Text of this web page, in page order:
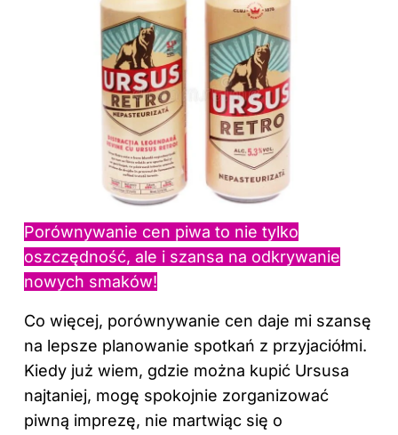
Porównywanie cen piwa to nie tylko
oszczędność, ale i szansa na odkrywanie
nowych smaków!
Co więcej, porównywanie cen daje mi szansę
na lepsze planowanie spotkań z przyjaciółmi.
Kiedy już wiem, gdzie można kupić Ursusa
najtaniej, mogę spokojnie zorganizować
piwną imprezę, nie martwiąc się o